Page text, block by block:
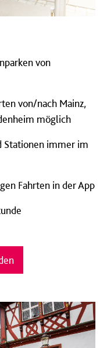
von
von/nach Mainz,
möglich
Stationen immer im
Fahrten in der App